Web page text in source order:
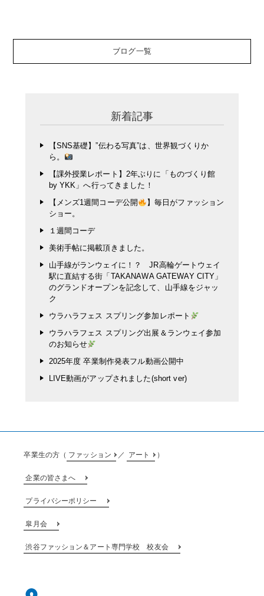
ブログ一覧
新着記事
【SNS基礎】”伝わる写真”は、世界観づくりか
ら。
【課外授業レポート】2年ぶりに「ものづくり館
by YKK」へ行ってきました！
【メンズ1週間コーデ公開
】毎日がファッション
ショー。
１週間コーデ
美術手帖に掲載頂きました。
山手線がランウェイに！？ JR高輪ゲートウェイ
駅に直結する街「TAKANAWA GATEWAY CITY」
のグランドオープンを記念して、山手線をジャッ
ク
ウラハラフェス スプリング参加レポート
ウラハラフェス スプリング出展＆ランウェイ参加
のお知らせ
2025年度 卒業制作発表フル動画公開中
LIVE動画がアップされました(short ver)
卒業生の方（ ファッション ／ アート ）
企業の皆さまへ
プライバシーポリシー
皐月会
渋谷ファッション＆アート専門学校 校友会